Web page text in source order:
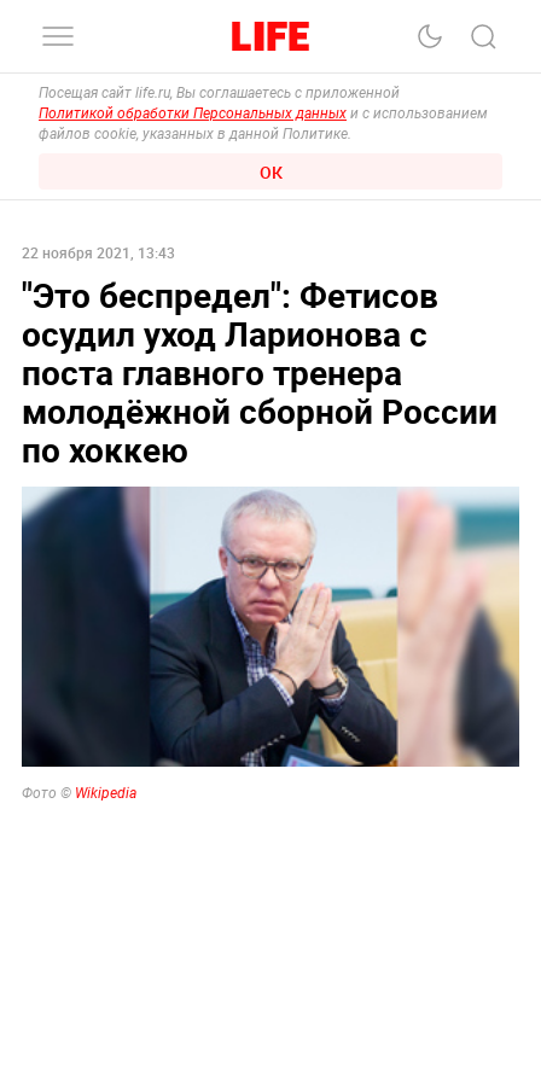
Посещая сайт life.ru, Вы соглашаетесь с приложенной
Политикой обработки Персональных данных и с использованием
файлов cookie, указанных в данной Политике.
ОК
22 ноября 2021, 13:43
"Это беспредел": Фетисов
осудил уход Ларионова с
поста главного тренера
молодёжной сборной России
по хоккею
Фото © Wikipedia